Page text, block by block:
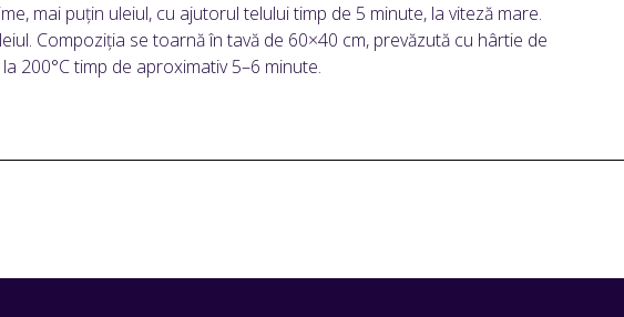
mai puțin uleiul, cu ajutorul telului timp de 5 minute, la viteză mare.
Compoziția se toarnă în tavă de 60×40 cm, prevăzută cu hârtie de
200°C timp de aproximativ 5–6 minute.